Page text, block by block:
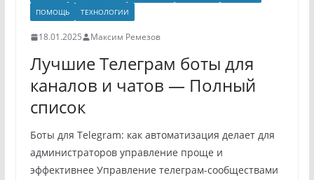
ПОМОЩЬ
ТЕХНОЛОГИИ
18.01.2025 Максим Ремезов
Лучшие Телеграм боты для
каналов и чатов — Полный
список
Боты для Telegram: как автоматизация делает для
администраторов управление проще и
эффективнее Управление телеграм-сообществами